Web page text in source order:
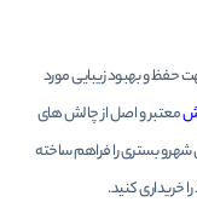
حفظ و بهبود زیبایی مورد
معتبر و اصل از چالش های
شهرو بستری را فراهم ساخته
خریداری کنید.